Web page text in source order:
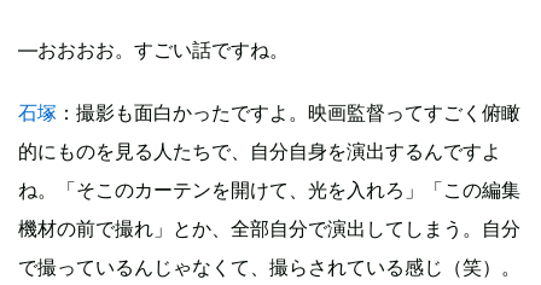
―おおおお。すごい話ですね。
石塚 ：撮影も面白かったですよ。映画監督ってすごく俯瞰
的にものを見る人たちで、自分自身を演出するんですよ
ね。「そこのカーテンを開けて、光を入れろ」「この編集
機材の前で撮れ」とか、全部自分で演出してしまう。自分
で撮っているんじゃなくて、撮らされている感じ（笑）。